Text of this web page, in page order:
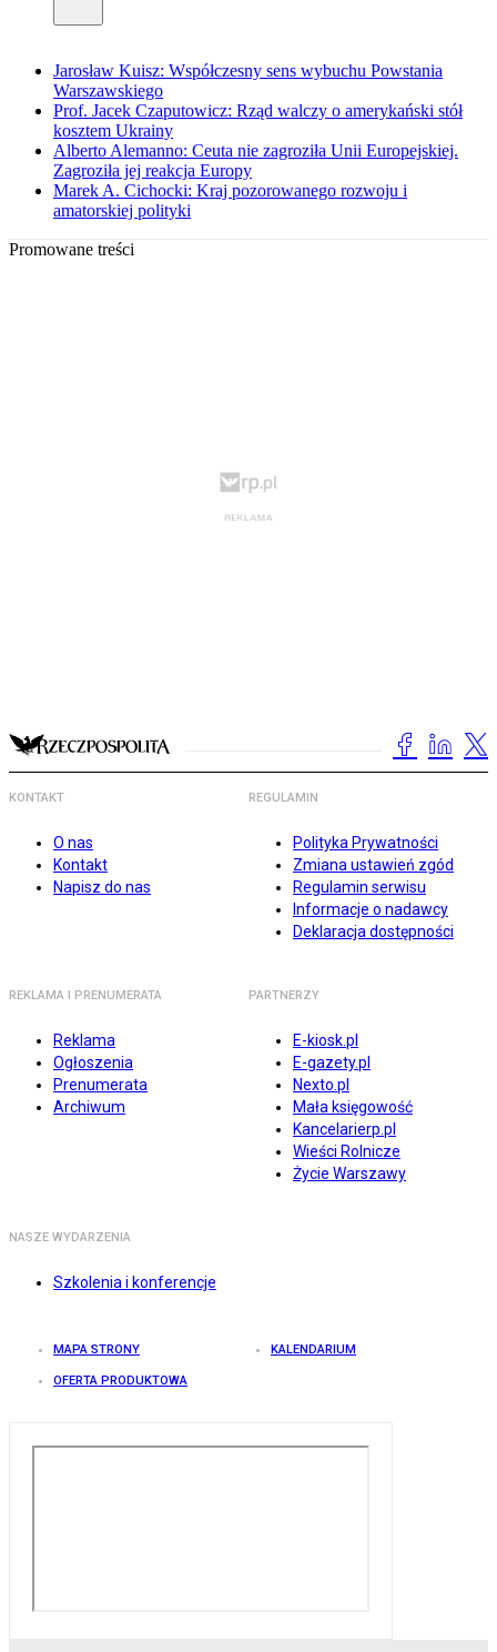
Jarosław Kuisz: Współczesny sens wybuchu Powstania
Warszawskiego
Prof. Jacek Czaputowicz: Rząd walczy o amerykański stół
kosztem Ukrainy
Alberto Alemanno: Ceuta nie zagroziła Unii Europejskiej.
Zagroziła jej reakcja Europy
Marek A. Cichocki: Kraj pozorowanego rozwoju i
amatorskiej polityki
Promowane treści
KONTAKT
O nas
Kontakt
Napisz do nas
REGULAMIN
Polityka Prywatności
Zmiana ustawień zgód
Regulamin serwisu
Informacje o nadawcy
Deklaracja dostępności
REKLAMA I PRENUMERATA
Reklama
Ogłoszenia
Prenumerata
Archiwum
PARTNERZY
E-kiosk.pl
E-gazety.pl
Nexto.pl
Mała księgowość
Kancelarierp.pl
Wieści Rolnicze
Życie Warszawy
NASZE WYDARZENIA
Szkolenia i konferencje
MAPA STRONY KALENDARIUM
OFERTA PRODUKTOWA